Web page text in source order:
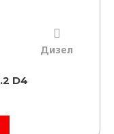
Дизел
D4